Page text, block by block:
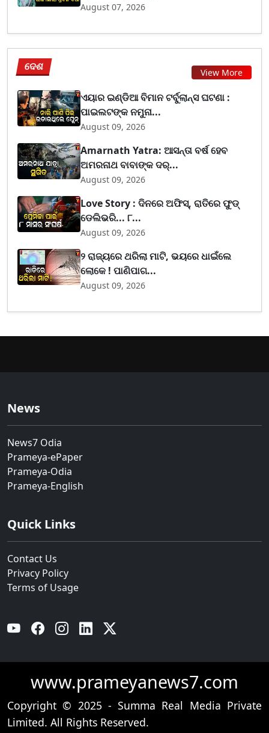
August 07, 2026
ଦେଶ View More
ଏୟାର ଇଣ୍ଡିଆ ବିମାନ ଟର୍ବୁଲାନ୍ସ ଘଟଣା :
ପାଇଲଟଙ୍କ ନମୁନା...
August 09, 2026
Amarnath Yatra: ଆସନ୍ତା ବର୍ଷ ହେବ
ଅମରନାଥ ବାବାଙ୍କ ଦର୍...
August 09, 2026
Love Story : ଦିନରେ ଅଫିସ୍, ରାତିରେ ଫୁଡ୍
ଡେଲିଭରି... ୮...
August 09, 2026
୨ ରାଜ୍ୟରେ ଥରିଲା ମାଟି, ଭୟରେ ଧାଇଁଲେ
ଲୋକେ ! ପାଣିପାଗ...
August 09, 2026
News
News7 Odia
Prameya-ePaper
Prameya-Odia
Prameya-English
Quick Links
Contact Us
Privacy Policy
Terms of Usage
YouTube Facebook Instagram Linkedin
www.prameyanews7.com
Copyright © 2025 - Summa Real Media Private
Limited. All Rights Reserved.